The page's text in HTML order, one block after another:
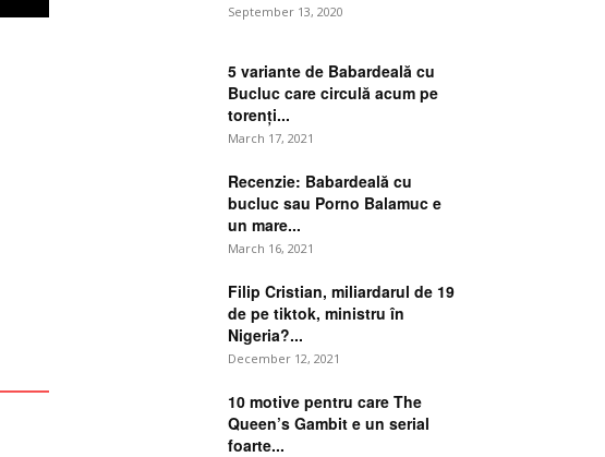
September 13, 2020
5 variante de Babardeală cu
Bucluc care circulă acum pe
torenți...
March 17, 2021
Recenzie: Babardeală cu
bucluc sau Porno Balamuc e
un mare...
March 16, 2021
Filip Cristian, miliardarul de 19
de pe tiktok, ministru în
Nigeria?...
December 12, 2021
10 motive pentru care The
Queen’s Gambit e un serial
foarte...